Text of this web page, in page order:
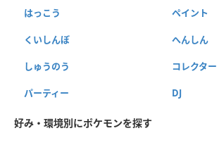
はっこう ペイント
くいしんぼ へんしん
しゅうのう コレクター
パーティー DJ
好み・環境別にポケモンを探す